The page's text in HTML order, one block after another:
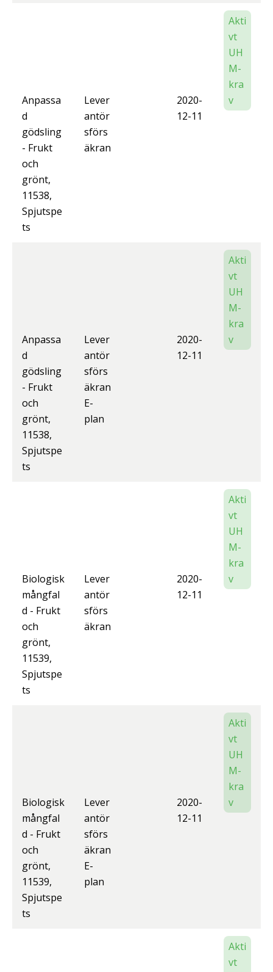
Anpassa
d
gödsling
- Frukt
och
grönt,
11538,
Spjutspe
ts
Lever
antör
sförs
äkran
2020-
12-11
Akti
vt
UH
M-
kra
v
Anpassa
d
gödsling
- Frukt
och
grönt,
11538,
Spjutspe
ts
Lever
antör
sförs
äkran
E-
plan
2020-
12-11
Akti
vt
UH
M-
kra
v
Biologisk
mångfal
d - Frukt
och
grönt,
11539,
Spjutspe
ts
Lever
antör
sförs
äkran
2020-
12-11
Akti
vt
UH
M-
kra
v
Biologisk
mångfal
d - Frukt
och
grönt,
11539,
Spjutspe
ts
Lever
antör
sförs
äkran
E-
plan
2020-
12-11
Akti
vt
UH
M-
kra
v
Akti
vt